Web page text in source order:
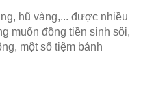
hũ vàng,... được nhiều
muốn đồng tiền sinh sôi,
một số tiệm bánh